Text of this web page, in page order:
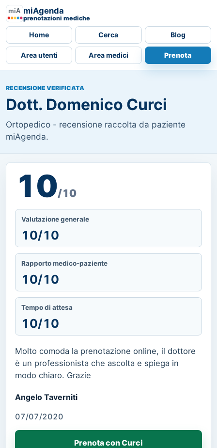
miAgenda
prenotazioni mediche
Home Cerca Blog
Area utenti Area medici Prenota
RECENSIONE VERIFICATA
Dott. Domenico Curci
Ortopedico - recensione raccolta da paziente
miAgenda.
10/10
Valutazione generale
10/10
Rapporto medico-paziente
10/10
Tempo di attesa
10/10
Molto comoda la prenotazione online, il dottore
è un professionista che ascolta e spiega in
modo chiaro. Grazie
Angelo Taverniti
07/07/2020
Prenota con Curci